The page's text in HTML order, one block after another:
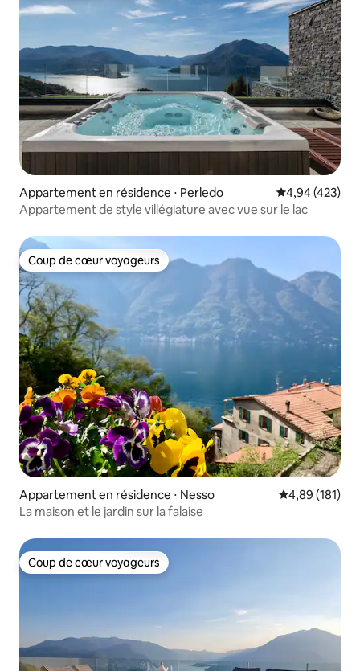
Appartement en résidence ⋅ Perledo Évaluation
4,94 (423)
Appartement de style villégiature avec vue sur le lac
Coup de cœur voyageurs
Coup de cœur voyageurs
Appartement en résidence ⋅ Nesso Évaluation
4,89 (181)
La maison et le jardin sur la falaise
Coup de cœur voyageurs
Coup de cœur voyageurs